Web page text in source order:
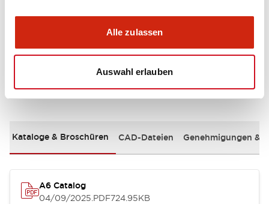
Alle zulassen
Auswahl erlauben
Dokumente und Dateien
Kataloge & Broschüren CAD-Dateien Genehmigungen &
A6 Catalog
04/09/2025.PDF724.95KB